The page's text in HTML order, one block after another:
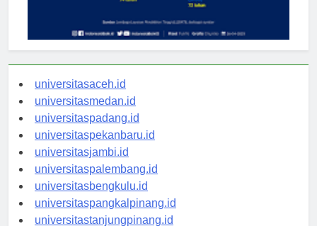
universitasaceh.id
universitasmedan.id
universitaspadang.id
universitaspekanbaru.id
universitasjambi.id
universitaspalembang.id
universitasbengkulu.id
universitaspangkalpinang.id